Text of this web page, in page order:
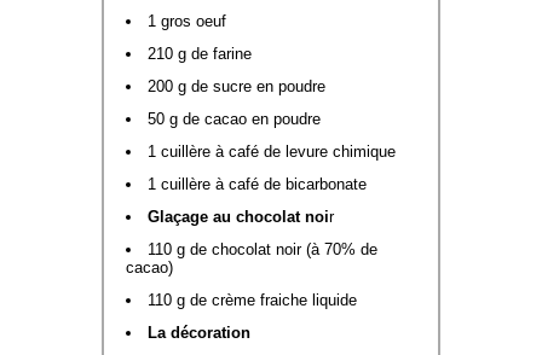
1 gros oeuf
210 g de farine
200 g de sucre en poudre
50 g de cacao en poudre
1 cuillère à café de levure chimique
1 cuillère à café de bicarbonate
Glaçage au chocolat noir
110 g de chocolat noir (à 70% de
cacao)
110 g de crème fraiche liquide
La décoration